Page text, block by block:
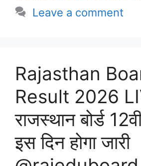
Leave a comment
Rajasthan
Result 2026
राजस्थान बोर्ड
इस दिन होगा जारी